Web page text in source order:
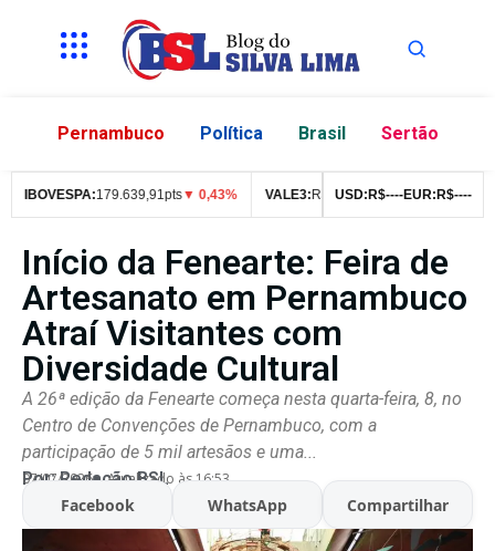
Pernambuco Política Brasil Sertão
IBOVESPA:179.639,91pts▼ 0,43% VALE3:R$76,99▼ 2,49% ITUB4:R$
USD: R$----EUR: R$----
Início da Fenearte: Feira de
Artesanato em Pernambuco
Atraí Visitantes com
Diversidade Cultural
A 26ª edição da Fenearte começa nesta quarta-feira, 8, no
Centro de Convenções de Pernambuco, com a
participação de 5 mil artesãos e uma...
Por:Redação BSL
07/07/2026 Atualizado às 16:53
Facebook WhatsApp Compartilhar